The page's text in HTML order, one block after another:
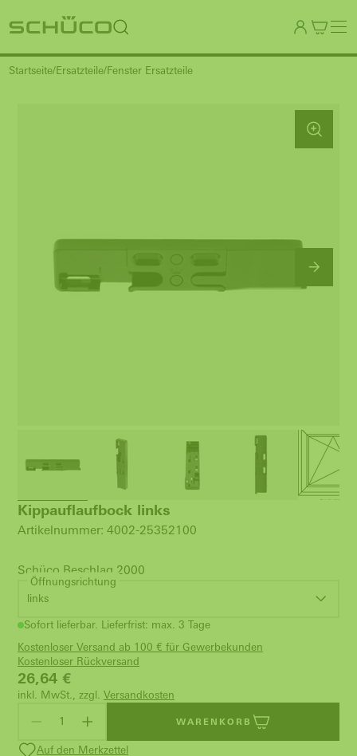
Startseite Ersatzteile Fenster Ersatzteile
Kippauflaufbock links
Artikelnummer: 4002-25352100
Schüco Beschlag 2000
Öffnungsrichtung
links
Sofort lieferbar. Lieferfrist: max. 3 Tage
Kostenloser Versand ab 100 € für Gewerbekunden
Kostenloser Rückversand
26,64 €
inkl. MwSt., zzgl. Versandkosten
WARENKORB
Auf den Merkzettel